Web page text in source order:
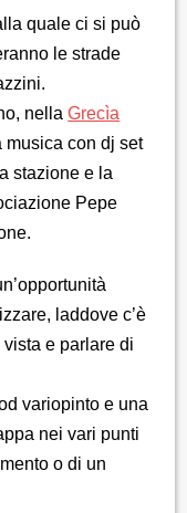
quale ci si può
le strade
nellaGrecìa
musica con dj set
stazione e la
Pepe
laddove c’è
e parlare di
variopinto e una
nei vari punti
o di un